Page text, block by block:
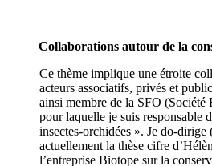
Collaborations autour de la
Ce thème implique une étroite
acteurs associatifs, privés et
ainsi membre de la SFO (Société
pour laquelle je suis responsable
insectes-orchidées ». Je do-
actuellement la thèse cifre
l’entreprise Biotope sur la